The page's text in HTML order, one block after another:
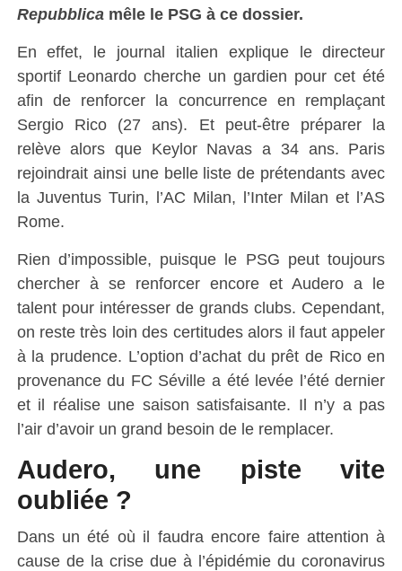
Repubblica mêle le PSG à ce dossier.
En effet, le journal italien explique le directeur
sportif Leonardo cherche un gardien pour cet été
afin de renforcer la concurrence en remplaçant
Sergio Rico (27 ans). Et peut-être préparer la
relève alors que Keylor Navas a 34 ans. Paris
rejoindrait ainsi une belle liste de prétendants avec
la Juventus Turin, l’AC Milan, l’Inter Milan et l’AS
Rome.
Rien d’impossible, puisque le PSG peut toujours
chercher à se renforcer encore et Audero a le
talent pour intéresser de grands clubs. Cependant,
on reste très loin des certitudes alors il faut appeler
à la prudence. L’option d’achat du prêt de Rico en
provenance du FC Séville a été levée l’été dernier
et il réalise une saison satisfaisante. Il n’y a pas
l’air d’avoir un grand besoin de le remplacer.
Audero, une piste vite
oubliée ?
Dans un été où il faudra encore faire attention à
cause de la crise due à l’épidémie du coronavirus